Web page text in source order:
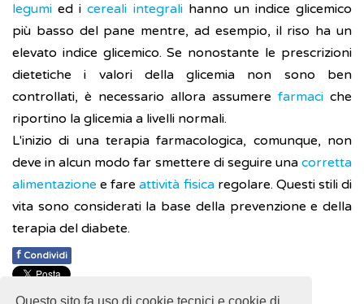
Questo sito fa uso di cookie tecnici e cookie di
legumi ed icereali integralihanno un indice glicemico
più basso del pane mentre, ad esempio, il riso ha un
elevato indice glicemico. Se nonostante le prescrizioni
dietetiche i valori della glicemia non sono ben
controllati, è necessario allora assumere farmaci che
riportino la glicemia a livelli normali.
L'inizio di una terapia farmacologica, comunque, non
deve in alcun modo far smettere di seguire una corretta
alimentazione e fareattività fisicaregolare. Questi stili di
vita sono considerati la base della prevenzione e della
terapia del diabete.
f Condividi
Pubblicato: 28 Febbraio 2018